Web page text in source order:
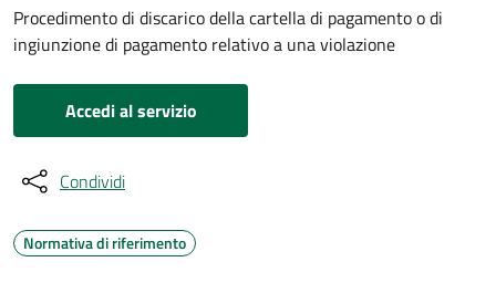
Procedimento di discarico della cartella di pagamento o di
ingiunzione di pagamento relativo a una violazione
Accedi al servizio
Condividi
Normativa di riferimento